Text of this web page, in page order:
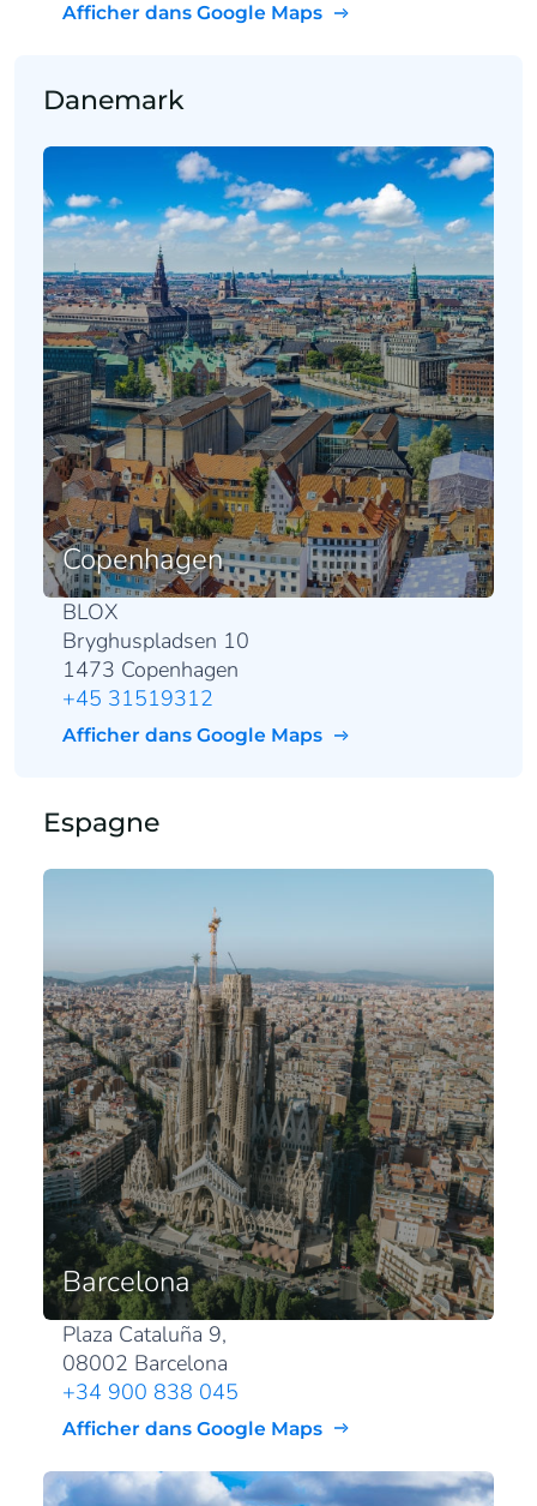
Afficher dans Google Maps
Danemark
Copenhagen
BLOX
Bryghuspladsen 10
1473 Copenhagen
+45 31519312
Afficher dans Google Maps
Espagne
Barcelona
Plaza Cataluña 9,
08002 Barcelona
+34 900 838 045
Afficher dans Google Maps